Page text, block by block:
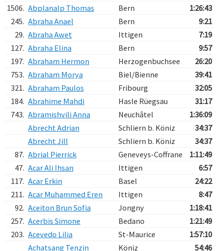
1506. Abplanalp Thomas Bern
1:26:43
245. Abraha Anael Bern
9:21
29. Abraha Awet Ittigen
7:19
127. Abraha Elina Bern
9:57
197. Abraham Hermon Herzogenbuchsee
26:20
753. Abraham Morya Biel/Bienne
39:41
321. Abraham Paulos Fribourg
32:05
184. Abrahime Mahdi Hasle Rüegsau
31:17
743. Abramishvili Anna Neuchâtel
1:36:09
Abrecht Adrian
Schliern b. Köniz
34:37
Abrecht Jill
Schliern b. Köniz
34:37
87. Abrial Pierrick Geneveys-Coffrane
1:11:49
47. Acar Ali Ihsan Ittigen
6:57
117. Acar Erkin Basel
24:22
211. Acar Muhammed Eren Ittigen
8:47
92. Aceiton Brun Sofia Jongny
1:18:41
257. Acerbis Simone Bedano
1:21:49
203. Acevedo Lilia St-Maurice
1:57:10
Achatsang Tenzin
Köniz 54:46